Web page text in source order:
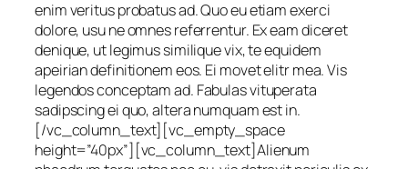
enim veritus probatus ad. Quo eu etiam exerci
dolore, usu ne omnes referrentur. Ex eam diceret
denique, ut legimus similique vix, te equidem
apeirian definitionem eos. Ei movet elitr mea. Vis
legendos conceptam ad. Fabulas vituperata
sadipscing ei quo, altera numquam est in.
[/vc_column_text][vc_empty_space
height=”40px”][vc_column_text]Alienum